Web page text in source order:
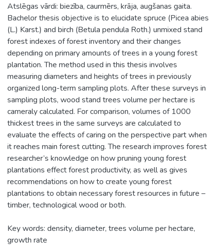
Atslēgas vārdi: biezība, caurmērs, krāja, augšanas gaita.
Bachelor thesis objective is to elucidate spruce (Picea abies
(L.) Karst.) and birch (Betula pendula Roth.) unmixed stand
forest indexes of forest inventory and their changes
depending on primary amounts of trees in a young forest
plantation. The method used in this thesis involves
measuring diameters and heights of trees in previously
organized long-term sampling plots. After these surveys in
sampling plots, wood stand trees volume per hectare is
cameraly calculated. For comparison, volumes of 1000
thickest trees in the same surveys are calculated to
evaluate the effects of caring on the perspective part when
it reaches main forest cutting. The research improves forest
researcher’s knowledge on how pruning young forest
plantations effect forest productivity, as well as gives
recommendations on how to create young forest
plantations to obtain necessary forest resources in future –
timber, technological wood or both.
Key words: density, diameter, trees volume per hectare,
growth rate